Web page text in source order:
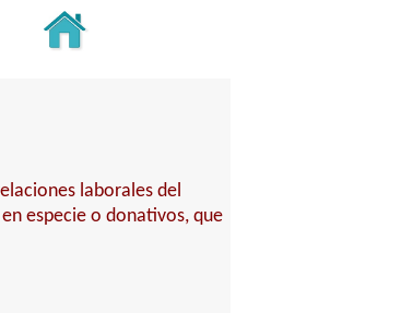
laborales del
especie o donativos, que